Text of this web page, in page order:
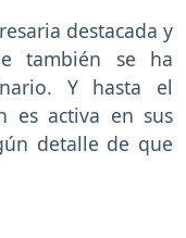
destacada y
también se ha
Y hasta el
es activa en sus
detalle de que